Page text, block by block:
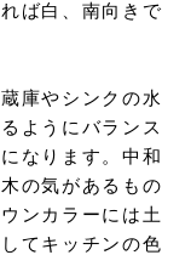
ば白、南向きで
庫やシンクの水
ようにバランス
なります。中和
の気があるもの
ンカラーには土
てキッチンの色